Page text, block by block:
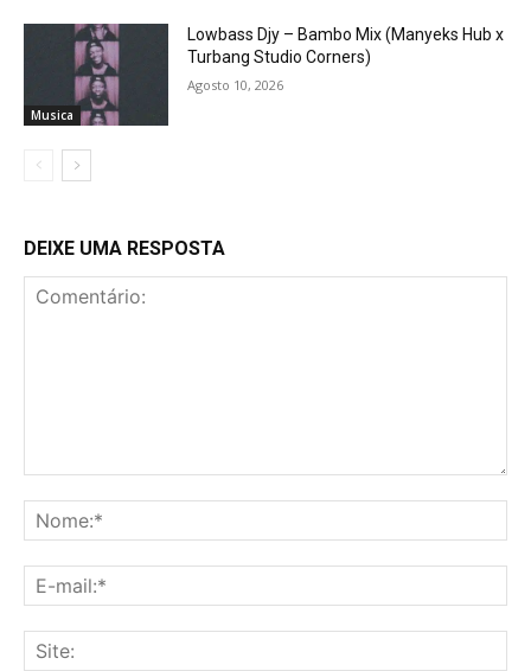
Musica
Lowbass Djy – Bambo Mix (Manyeks Hub x
Turbang Studio Corners)
Agosto 10, 2026
DEIXE UMA RESPOSTA